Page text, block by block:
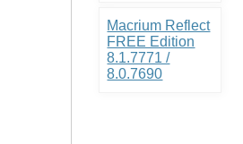
Macrium Reflect
FREE Edition
8.1.7771 /
8.0.7690